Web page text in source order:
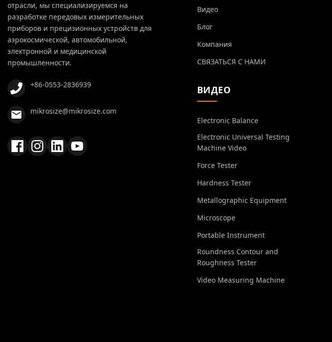
отрасли, мы специализируемся на
разработке передовых измерительных
приборов и прецизионных устройств для
аэрокосмической, автомобильной,
электронной и медицинской
промышленности.
+86-0553-2836939
mikrosize@mikrosize.com
Видео
Блог
Компания
СВЯЗАТЬСЯ С НАМИ
ВИДЕО
Electronic Balance
Electronic Universal Testing
Machine Video
Force Tester
Hardness Tester
Metallographic Equipment
Microscope
Portable Instrument
Roundness Contour and
Roughness Tester
Video Measuring Machine